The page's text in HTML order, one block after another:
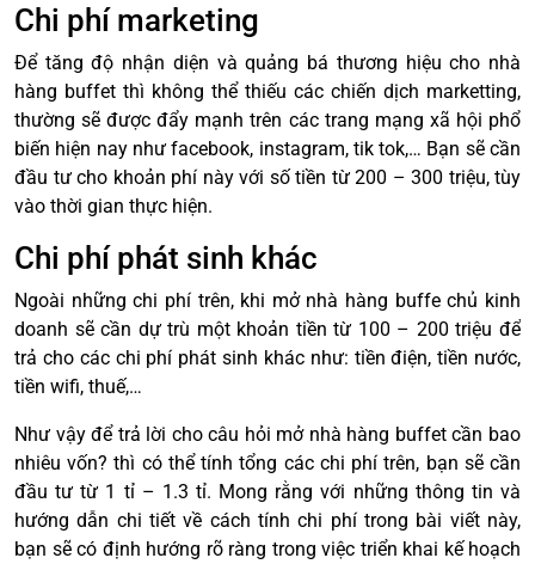
Chi phí marketing
Để tăng độ nhận diện và quảng bá thương hiệu cho nhà
hàng buffet thì không thể thiếu các chiến dịch marketting,
thường sẽ được đẩy mạnh trên các trang mạng xã hội phổ
biến hiện nay như facebook, instagram, tik tok,… Bạn sẽ cần
đầu tư cho khoản phí này với số tiền từ 200 – 300 triệu, tùy
vào thời gian thực hiện.
Chi phí phát sinh khác
Ngoài những chi phí trên, khi mở nhà hàng buffe chủ kinh
doanh sẽ cần dự trù một khoản tiền từ 100 – 200 triệu để
trả cho các chi phí phát sinh khác như: tiền điện, tiền nước,
tiền wifi, thuế,…
Như vậy để trả lời cho câu hỏi mở nhà hàng buffet cần bao
nhiêu vốn? thì có thể tính tổng các chi phí trên, bạn sẽ cần
đầu tư từ 1 tỉ – 1.3 tỉ. Mong rằng với những thông tin và
hướng dẫn chi tiết về cách tính chi phí trong bài viết này,
bạn sẽ có định hướng rõ ràng trong việc triển khai kế hoạch